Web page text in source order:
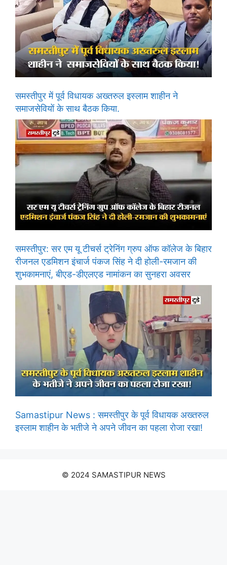
समस्तीपुर में पूर्व विधायक अख्तरुल इस्लाम शाहीन ने
समाजसेवियों के साथ बैठक किया.
समस्तीपुर: सर एम यू टीचर्स ट्रेनिंग ग्रुप ऑफ कॉलेज के बिहार
रीजनल एडमिशन इंचार्ज पंकज सिंह ने दी होली-रमजान की
शुभकामनाएं, बीएड-डीएलएड नामांकन का सुनहरा अवसर
Samastipur News : समस्तीपुर के पूर्व विधायक अख्तरुल
इस्लाम शाहीन के भतीजे ने अपने जीवन का पहला रोजा रखा!
© 2024 SAMASTIPUR NEWS